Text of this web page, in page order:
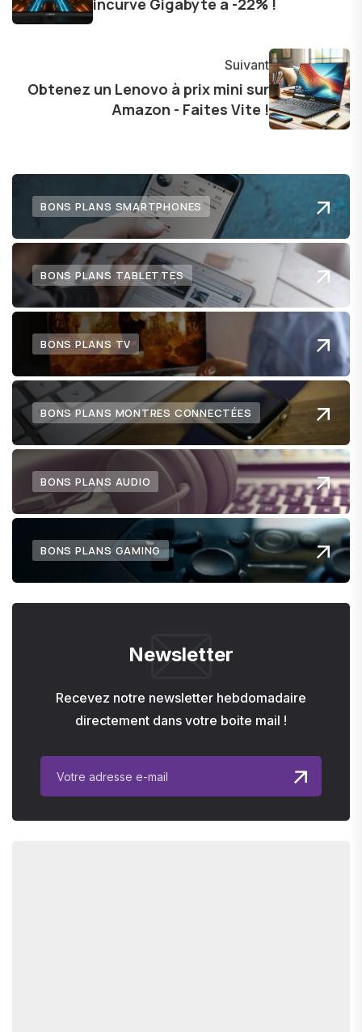
permet d'offrir des analyses approfondies et
incurvé Gigabyte à -22% !
Suivant
Obtenez un Lenovo à prix mini sur
Amazon - Faites Vite !
BONS PLANS SMARTPHONES
BONS PLANS TABLETTES
BONS PLANS TV
BONS PLANS MONTRES CONNECTÉES
BONS PLANS AUDIO
BONS PLANS GAMING
Newsletter
Recevez notre newsletter hebdomadaire
directement dans votre boite mail !